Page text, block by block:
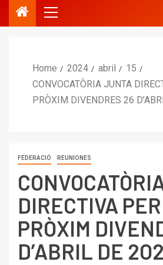
Home 2024 abril
15
CONVOCATÒRIA JUNTA
PRÒXIM DIVENDRES 26
FEDERACIÓ REUNIONES
DIRECTIVA
PRÒXIM
D’ABRIL DE